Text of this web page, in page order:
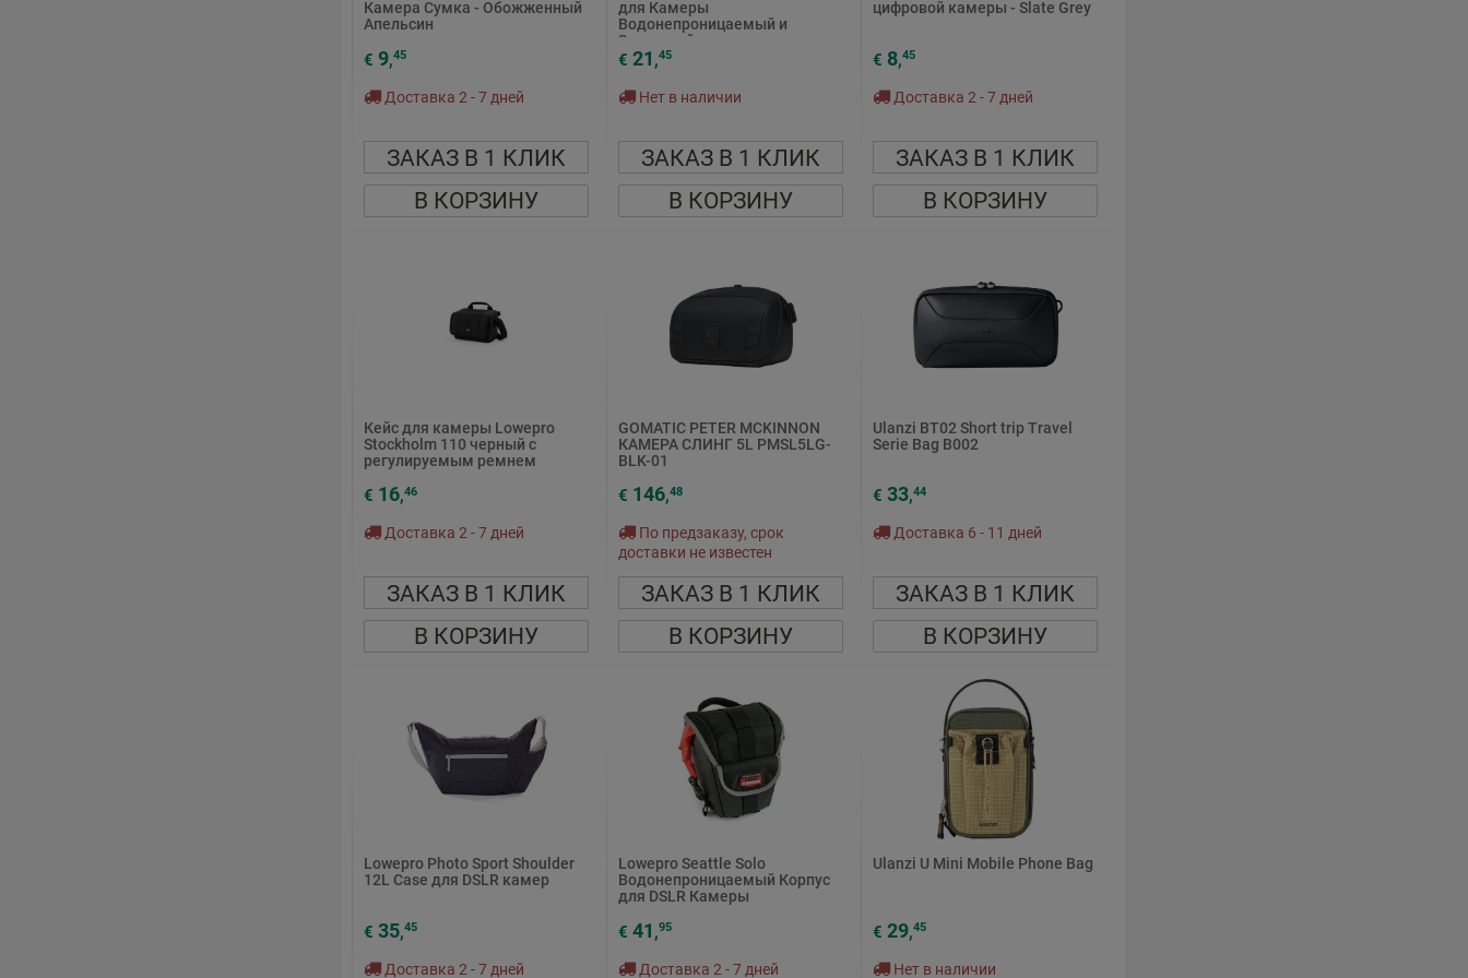
Камера Сумка - Обожженный
Апельсин
€ 9,45
Доставка 2 - 7 дней
ЗАКАЗ В 1 КЛИК
В КОРЗИНУ
для Камеры
Водонепроницаемый и
Защитный...
€ 21 ,45
Нет в наличии
ЗАКАЗ В 1 КЛИК
В КОРЗИНУ
цифровой камеры - Slate Grey
€ 8,45
Доставка 2 - 7 дней
ЗАКАЗ В 1 КЛИК
В КОРЗИНУ
Кейс для камеры Lowepro
Stockholm 110 черный с
регулируемым ремнем
€ 16,46
Доставка 2 - 7 дней
ЗАКАЗ В 1 КЛИК
В КОРЗИНУ
GOMATIC PETER MCKINNON
КАМЕРА СЛИНГ 5L PMSL5LG-
BLK-01
€ 146,48
По предзаказу, срок
доставки не известен
ЗАКАЗ В 1 КЛИК
В КОРЗИНУ
Ulanzi BT02 Short trip Travel
Serie Bag B002
€ 33,44
Доставка 6 - 11 дней
ЗАКАЗ В 1 КЛИК
В КОРЗИНУ
Lowepro Photo Sport Shoulder
12L Case для DSLR камер
€ 35,45
Доставка 2 - 7 дней
Lowepro Seattle Solo
Водонепроницаемый Корпус
для DSLR Камеры
€ 41 ,95
Доставка 2 - 7 дней
Ulanzi U Mini Mobile Phone Bag
€ 29,45
Нет в наличии